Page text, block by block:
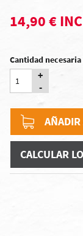
14,90 €
Cantidad necesaria
+
-
AÑADIR
CALCULAR